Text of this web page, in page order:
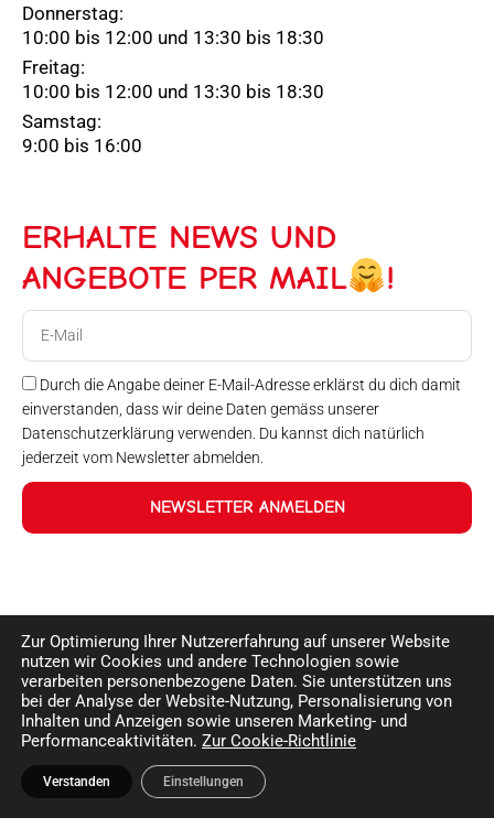
Donnerstag:
10:00 bis 12:00 und 13:30 bis 18:30
Freitag:
10:00 bis 12:00 und 13:30 bis 18:30
Samstag:
9:00 bis 16:00
ERHALTE NEWS UND
ANGEBOTE PER MAIL
!
Durch die Angabe deiner E-Mail-Adresse erklärst du dich damit
einverstanden, dass wir deine Daten gemäss unserer
Datenschutzerklärung verwenden. Du kannst dich natürlich
jederzeit vom Newsletter abmelden.
NEWSLETTER ANMELDEN
Zur Optimierung Ihrer Nutzererfahrung auf unserer Website
nutzen wir Cookies und andere Technologien sowie
verarbeiten personenbezogene Daten. Sie unterstützen uns
bei der Analyse der Website-Nutzung, Personalisierung von
Inhalten und Anzeigen sowie unseren Marketing- und
Performanceaktivitäten. Zur Cookie-Richtlinie
Verstanden Einstellungen